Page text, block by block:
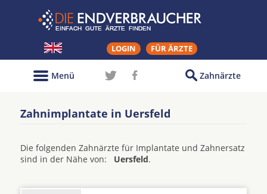
LOGIN FÜR ÄRZTE
Zahnärzte
Menü
Zahnimplantate in Uersfeld
Die folgenden Zahnärzte für Implantate und Zahnersatz
sind in der Nähe von: Uersfeld.